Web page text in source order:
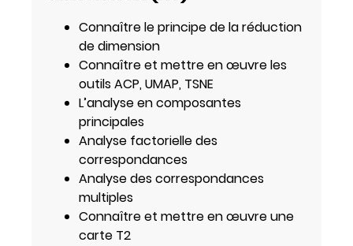
Connaître le principe de la réduction
de dimension
Connaître et mettre en œuvre les
outils ACP, UMAP, TSNE
L’analyse en composantes
principales
Analyse factorielle des
correspondances
Analyse des correspondances
multiples
Connaître et mettre en œuvre une
carte T2